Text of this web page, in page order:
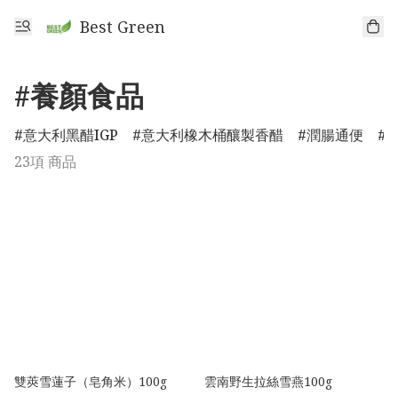
Best Green
#養顏食品
意大利黑醋IGP 意大利橡木桶釀製香醋 潤腸通便
23項 商品
雙莢雪蓮子（皂角米）100g 雲南野生拉絲雪燕100g